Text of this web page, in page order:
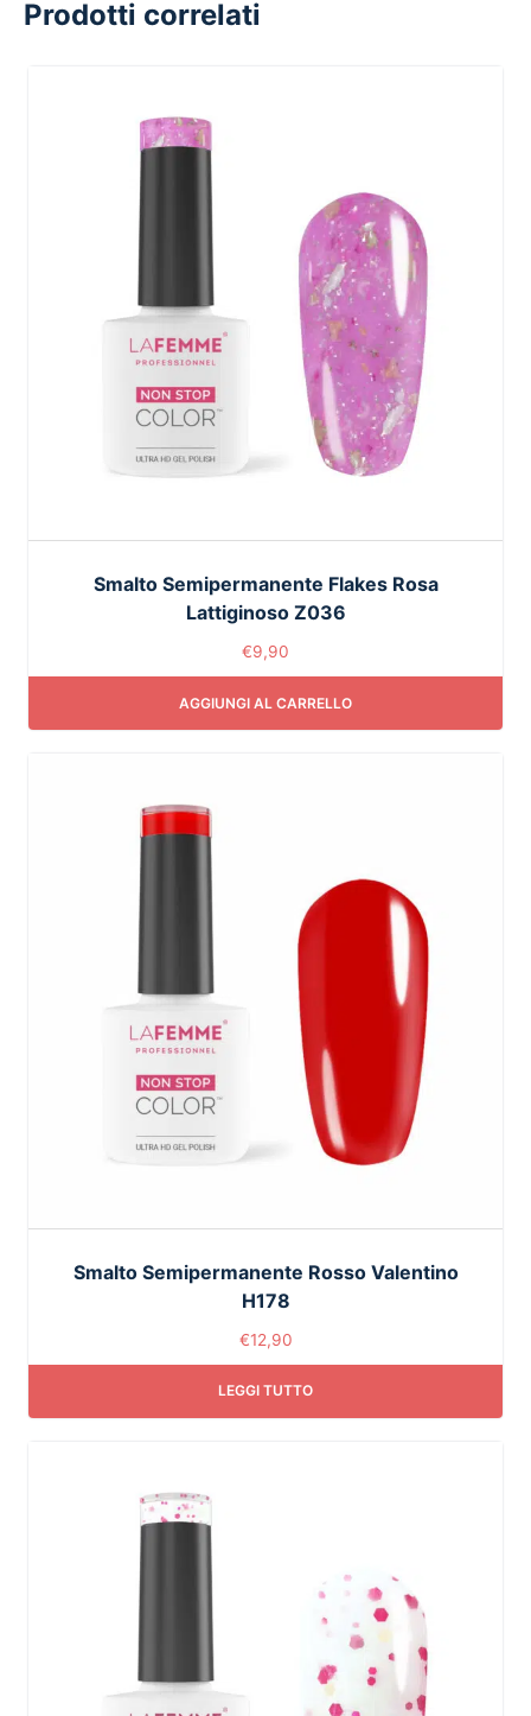
Prodotti correlati
Smalto Semipermanente Flakes Rosa
Lattiginoso Z036
€9,90
AGGIUNGI AL CARRELLO
Smalto Semipermanente Rosso Valentino
H178
€12,90
LEGGI TUTTO